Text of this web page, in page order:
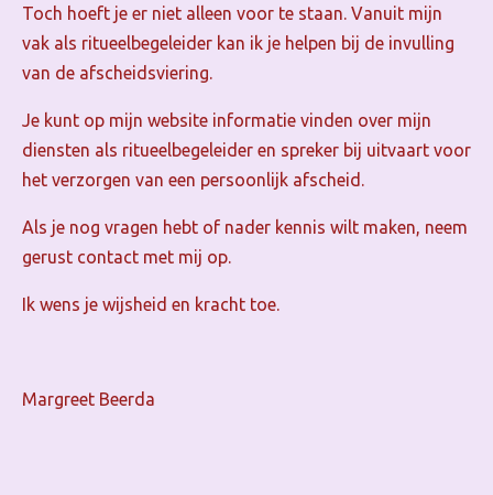
Toch hoeft je er niet alleen voor te staan. Vanuit mijn
vak als ritueelbegeleider kan ik je helpen bij de invulling
van de afscheidsviering.
Je kunt op mijn website informatie vinden over mijn
diensten als ritueelbegeleider en spreker bij uitvaart voor
het verzorgen van een persoonlijk afscheid.
Als je nog vragen hebt of nader kennis wilt maken, neem
gerust contact met mij op.
Ik wens je wijsheid en kracht toe.
Margreet Beerda